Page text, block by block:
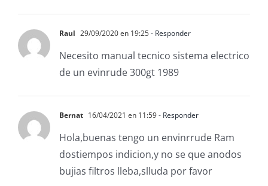
Raul 29/09/2020 en 19:25- Responder
Necesito manual tecnico sistema electrico
de un evinrude 300gt 1989
Bernat 16/04/2021 en 11:59- Responder
Hola,buenas tengo un envinrrude Ram
dostiempos indicion,y no se que anodos
bujias filtros lleba,slluda por favor